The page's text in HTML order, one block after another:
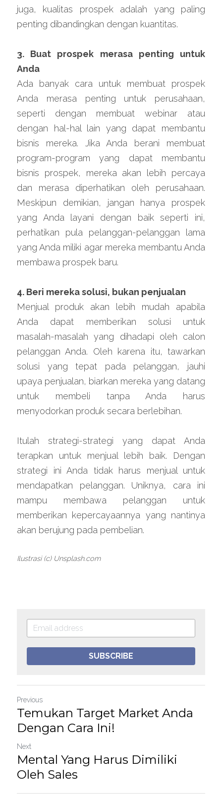
juga, kualitas prospek adalah yang paling
penting dibandingkan dengan kuantitas.
3. Buat prospek merasa penting untuk
Anda
Ada banyak cara untuk membuat prospek
Anda merasa penting untuk perusahaan,
seperti dengan membuat webinar atau
dengan hal-hal lain yang dapat membantu
bisnis mereka. Jika Anda berani membuat
program-program yang dapat membantu
bisnis prospek, mereka akan lebih percaya
dan merasa diperhatikan oleh perusahaan.
Meskipun demikian, jangan hanya prospek
yang Anda layani dengan baik seperti ini,
perhatikan pula pelanggan-pelanggan lama
yang Anda miliki agar mereka membantu Anda
membawa prospek baru.
4. Beri mereka solusi, bukan penjualan
Menjual produk akan lebih mudah apabila
Anda dapat memberikan solusi untuk
masalah-masalah yang dihadapi oleh calon
pelanggan Anda. Oleh karena itu, tawarkan
solusi yang tepat pada pelanggan, jauhi
upaya penjualan, biarkan mereka yang datang
untuk membeli tanpa Anda harus
menyodorkan produk secara berlebihan.
Itulah strategi-strategi yang dapat Anda
terapkan untuk menjual lebih baik. Dengan
strategi ini Anda tidak harus menjual untuk
mendapatkan pelanggan. Uniknya, cara ini
mampu membawa pelanggan untuk
memberikan kepercayaannya yang nantinya
akan berujung pada pembelian.
Ilustrasi (c) Unsplash.com
SUBSCRIBE
Previous
Temukan Target Market Anda
Dengan Cara Ini!
Next
Mental Yang Harus Dimiliki
Oleh Sales